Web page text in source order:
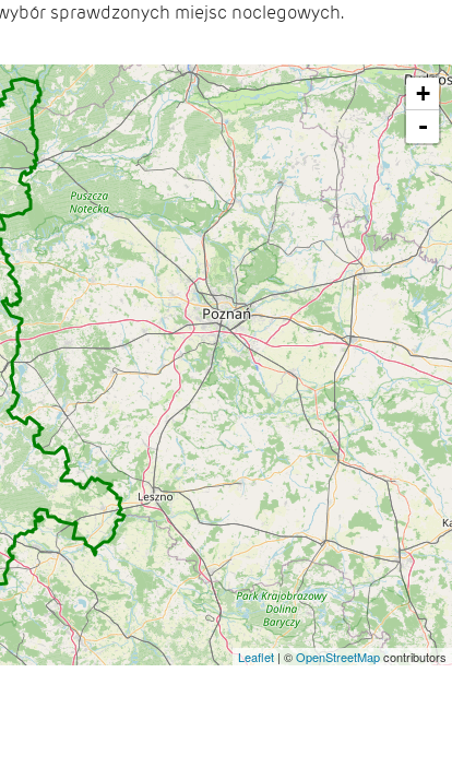
sprawdzonych miejsc noclegowych.
+
-
Leaflet | ©OpenStreetMapcontributors